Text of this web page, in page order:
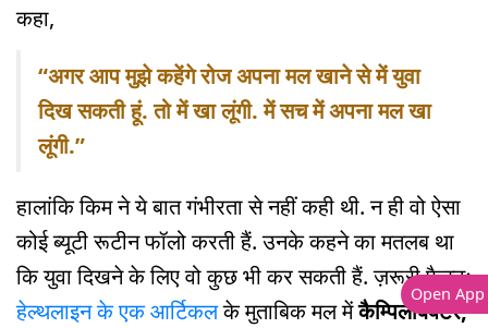
कहा,
“अगर आप मुझे कहेंगे रोज अपना मल खाने से में युवा
दिख सकती हूं. तो में खा लूंगी. में सच में अपना मल खा
लूंगी.”
हालांकि किम ने ये बात गंभीरता से नहीं कही थी. न ही वो ऐसा
कोई ब्यूटी रूटीन फॉलो करती हैं. उनके कहने का मतलब था
कि युवा दिखने के लिए वो कुछ भी कर सकती हैं. ज़रूरी फैक्टः
हेल्थलाइन के एक आर्टिकलके मुताबिक मल मेंकैम्पिलोबैक्टर,
Open App